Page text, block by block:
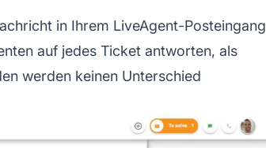
in Ihrem LiveAgent-Posteingang
auf jedes Ticket antworten, als
werden keinen Unterschied